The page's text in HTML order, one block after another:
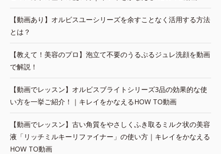
【動画あり】オルビスユーシリーズを余すことなく活用する方法
とは？
【教えて！美容のプロ】泡立て不要のうるぷるジュレ洗顔を動画
で解説！
【動画でレッスン】オルビスブライトシリーズ3品の効果的な使
い方を一挙ご紹介！｜キレイをかなえるHOW TO動画
【動画でレッスン】古い角質をやさしくふき取るミルク状の美容
液「リッチミルキーリファイナー」の使い方｜キレイをかなえる
HOW TO動画